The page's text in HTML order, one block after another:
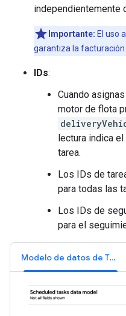
independientemente
Importante: El uso
garantiza la
IDs:
Cuando
motor de flota
lectura indica
tarea.
Los IDs de
para todas las
Los IDs de
para el
Modelo de datos de Tasks